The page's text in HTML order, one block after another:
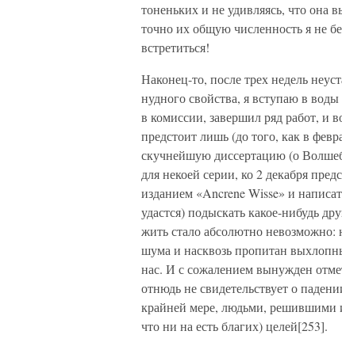
тоненьких и не удивляясь, что она
точно их общую численность я не
встретиться!
Наконец-то, после трех недель
нудного свойства, я вступаю в
в комиссии, завершил ряд работ, и
предстоит лишь (до того, как в
скучнейшую диссертацию (о
для некоей серии, ко 2 декабря
изданием «Ancrene Wisse» и
удастся) подыскать какое-нибудь
жить стало абсолютно невозможно:
шума и насквозь пропитан
нас. И с сожалением вынужден
отнюдь не свидетельствует о
крайней мере, людьми, решившими
что ни на есть благих) целей[253].